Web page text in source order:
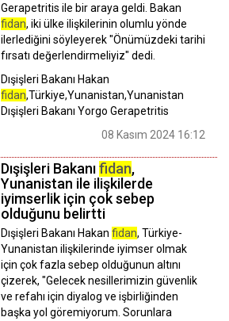
Gerapetritis ile bir araya geldi. Bakan
fidan, iki ülke ilişkilerinin olumlu yönde
ilerlediğini söyleyerek "Önümüzdeki tarihi
fırsatı değerlendirmeliyiz" dedi.
Dışişleri Bakanı Hakan
fidan,Türkiye,Yunanistan,Yunanistan
Dışişleri Bakanı Yorgo Gerapetritis
08 Kasım 2024 16:12
Dışişleri Bakanıfidan,
Yunanistan ile ilişkilerde
iyimserlik için çok sebep
olduğunu belirtti
Dışişleri Bakanı Hakan fidan, Türkiye-
Yunanistan ilişkilerinde iyimser olmak
için çok fazla sebep olduğunun altını
çizerek, "Gelecek nesillerimizin güvenlik
ve refahı için diyalog ve işbirliğinden
başka yol göremiyorum. Sorunlara